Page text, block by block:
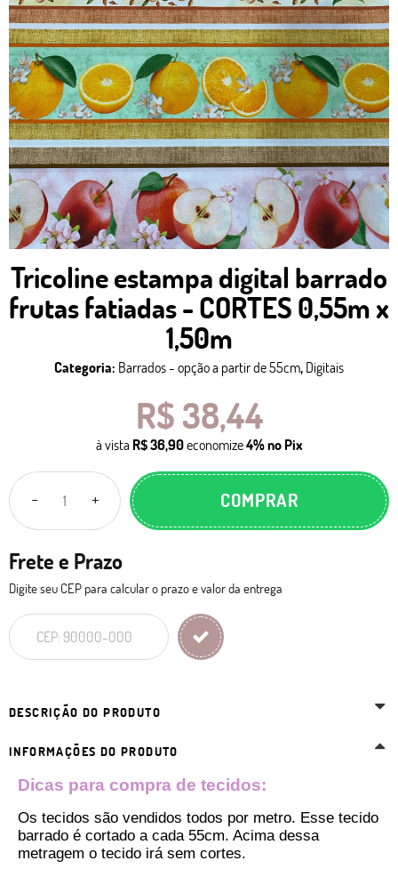
Tricoline estampa digital barrado
frutas fatiadas - CORTES 0,55m x
1,50m
Categoria: Barrados - opção a partir de 55cm, Digitais
R$ 38,44
à vista R$ 36,90economize4%no Pix
COMPRAR
Frete e Prazo
Digite seu CEP para calcular o prazo e valor da entrega
DESCRIÇÃO DO PRODUTO
INFORMAÇÕES DO PRODUTO
Dicas para compra de tecidos:
Os tecidos são vendidos todos por metro. Esse tecido
barrado é cortado a cada 55cm. Acima dessa
metragem o tecido irá sem cortes.